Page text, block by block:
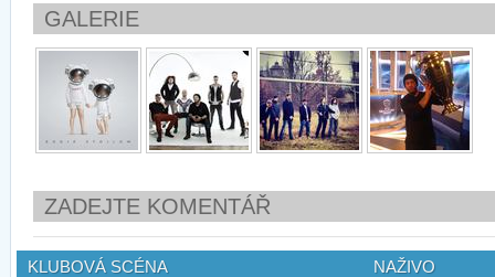
GALERIE
ZADEJTE KOMENTÁŘ
KLUBOVÁ SCÉNA NAŽIVO